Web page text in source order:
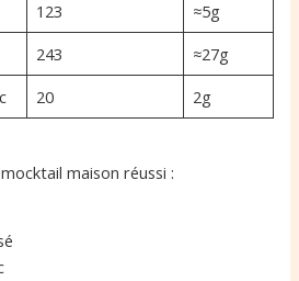
123
≈5g
243
≈27g
20 2g
maison réussi :